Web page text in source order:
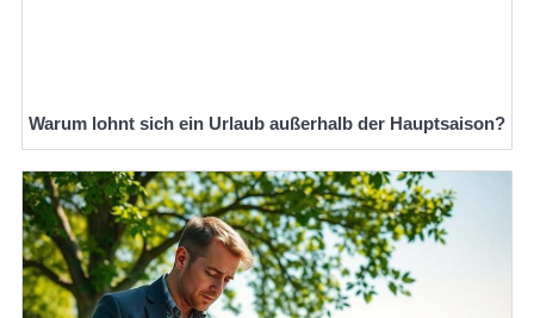
Warum lohnt sich ein Urlaub außerhalb der Hauptsaison?